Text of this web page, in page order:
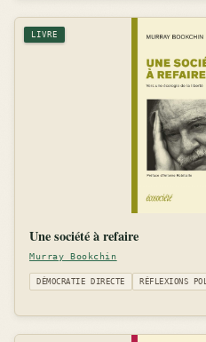
LIVRE
Une société à refaire
Murray Bookchin
DÉMOCRATIE DIRECTE RÉFLEXIONS